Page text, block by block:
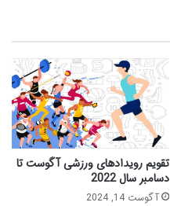
تقویم رویدادهای ورزشی آگوست تا
دسامبر سال 2022
آگوست 14, 2024